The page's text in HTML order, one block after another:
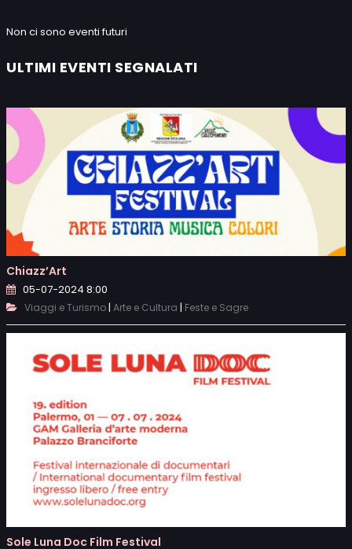
Non ci sono eventi futuri
ULTIMI EVENTI SEGNALATI
Chiazz’Art
05-07-2024 8:00
Viaggi e Turismo| Arte e Cultura | Feste e Sagre
Sole Luna Doc Film Festival